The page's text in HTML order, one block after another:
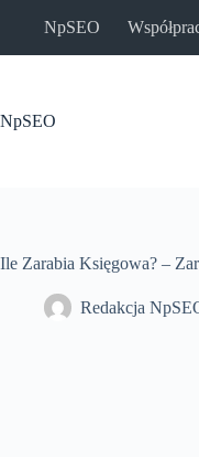
NpSEO
NpSEO
Ile Zarabia Księgowa? –
Redakcja